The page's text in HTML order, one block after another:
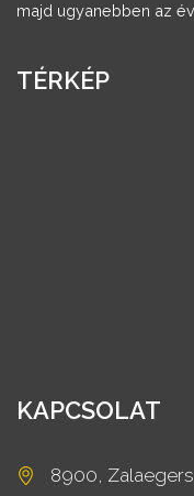
majd ugyanebben az
TÉRKÉP
KAPCSOLAT
8900,